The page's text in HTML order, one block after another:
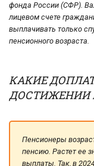
фонда России (СФР).
лицевом счете
выплачивать только
пенсионного возраста.
КАКИЕ
ДОСТИЖЕНИИ
Пенсионеры
пенсию. Растет ее
выплаты. Так, в